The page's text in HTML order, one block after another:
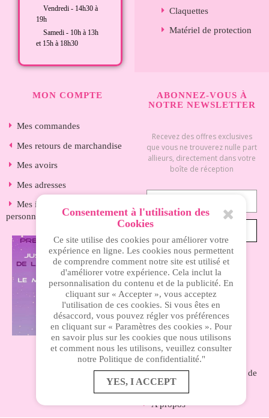
Vendredi - 14h30 à
19h
Samedi - 10h à 13h
et 15h à 18h30
Claquettes
Matériel de protection
MON COMPTE
Mes commandes
Mes retours de marchandise
Mes avoirs
Mes adresses
Mes informations
personnelles
ABONNEZ-VOUS À
NOTRE NEWSLETTER
Recevez des offres exclusives
que vous ne trouverez nulle part
allieurs, directement dans votre
boîte de réception
INFORMATIONS
Nos magasins
Livraison
Mentions légales
Nos conditions générales de
ventes
A propos
Consentement à l'utilisation des
Cookies
Ce site utilise des cookies pour améliorer votre
expérience en ligne. Les cookies nous permettent
de comprendre comment notre site est utilisé et
d'améliorer votre expérience. Cela inclut la
personnalisation du contenu et de la publicité. En
cliquant sur « Accepter », vous acceptez
l'utilisation de ces cookies. Si vous êtes en
désaccord, vous pouvez régler vos préférences
en cliquant sur « Paramètres des cookies ». Pour
en savoir plus sur les cookies que nous utilisons
et comment nous les utilisons, veuillez consulter
notre Politique de confidentialité."
YES, I ACCEPT